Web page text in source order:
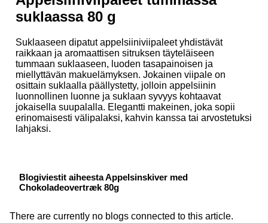
suklaassa 80 g
Suklaaseen dipatut appelsiiniviipaleet yhdistävät
raikkaan ja aromaattisen sitruksen täyteläiseen
tummaan suklaaseen, luoden tasapainoisen ja
miellyttävän makuelämyksen. Jokainen viipale on
osittain suklaalla päällystetty, jolloin appelsiinin
luonnollinen luonne ja suklaan syvyys kohtaavat
jokaisella suupalalla. Elegantti makeinen, joka sopii
erinomaisesti välipalaksi, kahvin kanssa tai arvostetuksi
lahjaksi.
Blogiviestit aiheesta Appelsinskiver med
Chokoladeovertræk 80g
There are currently no blogs connected to this article.